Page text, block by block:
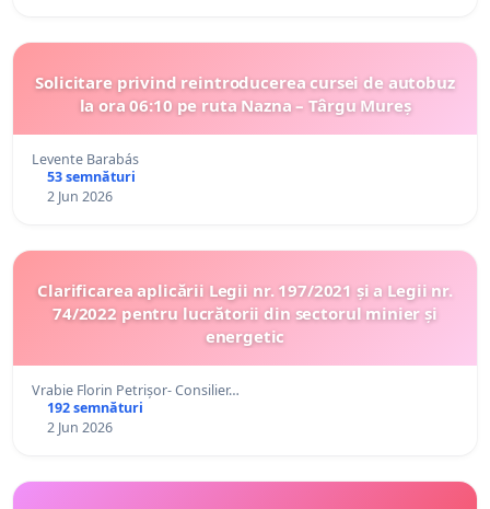
Solicitare privind reintroducerea cursei de autobuz
la ora 06:10 pe ruta Nazna – Târgu Mureș
Levente Barabás
53 semnături
2 Jun 2026
Clarificarea aplicării Legii nr. 197/2021 și a Legii nr.
74/2022 pentru lucrătorii din sectorul minier și
energetic
Vrabie Florin Petrișor- Consilier…
192 semnături
2 Jun 2026